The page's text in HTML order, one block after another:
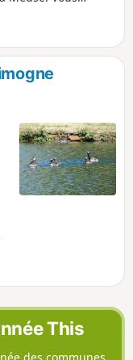
This
des communes